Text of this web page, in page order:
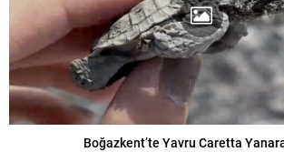
Boğazkent’te Yavru Caretta